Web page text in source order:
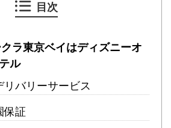
目次
ラ東京ベイはディズニーオ
ル
リバリーサービス
保証